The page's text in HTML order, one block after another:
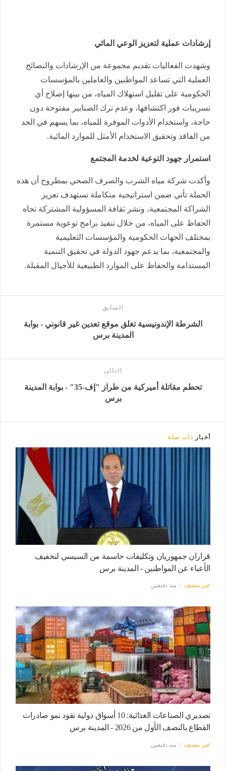
إرشادات عملية لتعزيز الوعي المائي
وشهدت الفعاليات تقديم مجموعة من الإرشادات والنصائح
العملية التي تساعد المواطنين والعاملين بالمؤسسات
الحكومية على تقليل استهلاك المياه، من بينها إصلاح أي
تسريبات فور اكتشافها، وعدم ترك الصنابير مفتوحة دون
حاجة، واستخدام الأدوات الموفرة للمياه، بما يسهم في الحد
من الفاقد وتحقيق الاستخدام الأمثل للموارد المائية.
استمرار جهود التوعية لخدمة المجتمع
وأكدت شركة مياه الشرب والصرف الصحي بمطروح أن هذه
الحملة تأتي ضمن استراتيجية متكاملة تستهدف تعزيز
الشراكة المجتمعية، ونشر ثقافة المسؤولية المشتركة تجاه
الحفاظ على المياه، من خلال تنفيذ برامج توعوية مستمرة
بمختلف الجهات الحكومية والمؤسسات التعليمية
والمجتمعية، بما يدعم جهود الدولة في تحقيق التنمية
المستدامة والحفاظ على الموارد الطبيعية للأجيال المقبلة.
السابق
الشرطة الإندونيسية تغلق موقع تعدين غير قانوني - بوابة
المدينة برس
التالى
تحطم مقاتلة أميركية من طراز "إف-35" - بوابة المدينة
برس
أخبار ذات صلة
قراران جمهوريان وتكليفات حاسمة من السيسي لتخفيف
الأعباء عن المواطنين - المدينة برس
غير مصنف منذ دقيقتين
تصديري الصناعات الغذائية: 10 أسواق دولية تقود نمو صادرات
القطاع بالنصف الأول من 2026 - المدينة برس
غير مصنف منذ دقيقتين